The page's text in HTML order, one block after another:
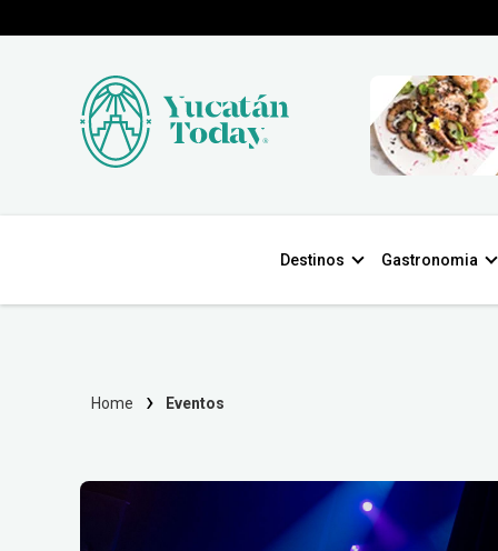
Destinos Gastronomia
Home Eventos